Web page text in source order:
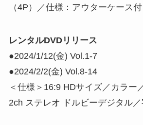
（4P）／仕様：アウターケース付
レンタルDVDリリース
●2024/1/12(金) Vol.1-7
●2024/2/2(金) Vol.8-14
＜仕様＞16:9 HDサイズ／カラー
2ch ステレオ ドルビーデジタル